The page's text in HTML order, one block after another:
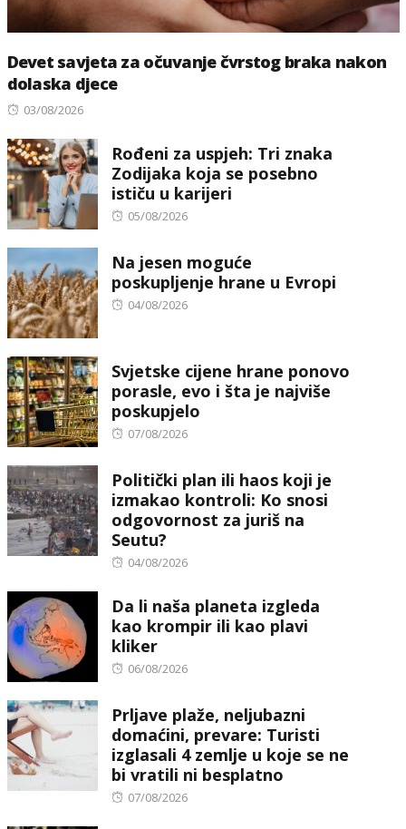
Devet savjeta za očuvanje čvrstog braka nakon
dolaska djece
Posted
03/08/2026
Rođeni za uspjeh: Tri znaka
Zodijaka koja se posebno
ističu u karijeri
Posted
05/08/2026
Na jesen moguće
poskupljenje hrane u Evropi
Posted
04/08/2026
Svjetske cijene hrane ponovo
porasle, evo i šta je najviše
poskupjelo
Posted
07/08/2026
Politički plan ili haos koji je
izmakao kontroli: Ko snosi
odgovornost za juriš na
Seutu?
Posted
04/08/2026
Da li naša planeta izgleda
kao krompir ili kao plavi
kliker
Posted
06/08/2026
Prljave plaže, neljubazni
domaćini, prevare: Turisti
izglasali 4 zemlje u koje se ne
bi vratili ni besplatno
Posted
07/08/2026